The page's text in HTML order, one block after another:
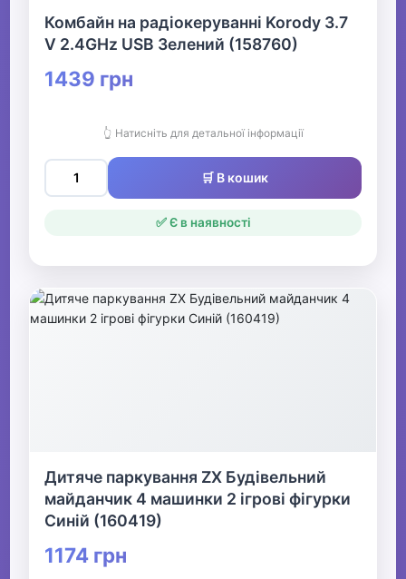
Комбайн на радіокеруванні Korody 3.7
V 2.4GHz USB Зелений (158760)
1439 грн
👆 Натисніть для детальної інформації
🛒 В кошик
✅ Є в наявності
Дитяче паркування ZX Будівельний
майданчик 4 машинки 2 ігрові фігурки
Синій (160419)
1174 грн